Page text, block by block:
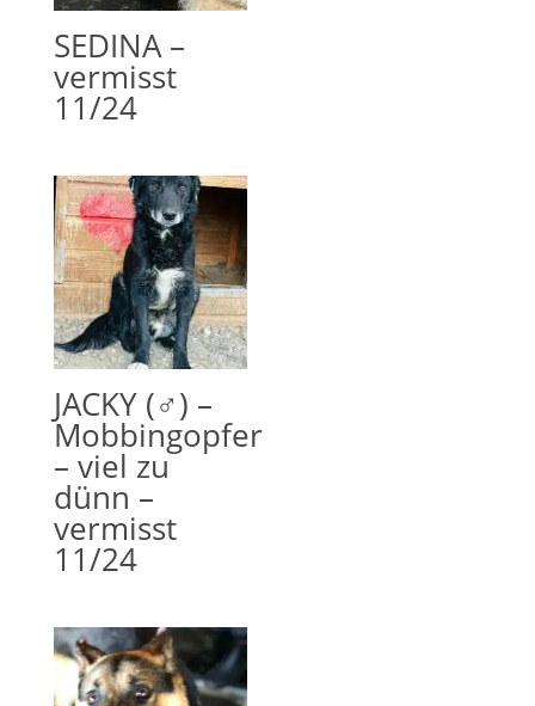
SEDINA –
vermisst
11/24
JACKY (♂) –
Mobbingopfer
– viel zu
dünn –
vermisst
11/24